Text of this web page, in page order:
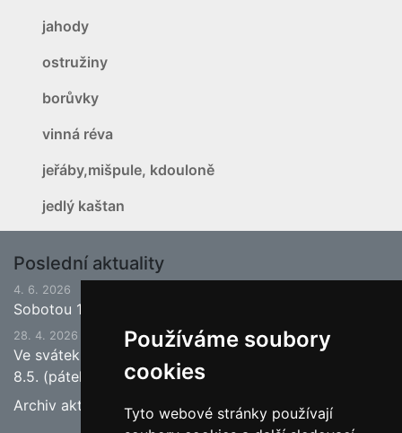
Používáme soubory
cookies
Tyto webové stránky používají
jahody
ostružiny
borůvky
vinná réva
jeřáby,mišpule, kdouloně
jedlý kaštan
Poslední aktuality
4. 6. 2026
Sobotou 13.6.2026 bude ukončena jarní sezona.
28. 4. 2026
Ve svátek 1.5. (pátek) bude naše prodejna zavřena a
8.5. (pátek) bude otevřeno.
Archiv aktualit